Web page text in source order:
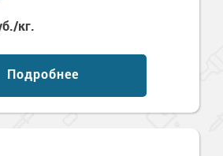
кг.
Подробнее